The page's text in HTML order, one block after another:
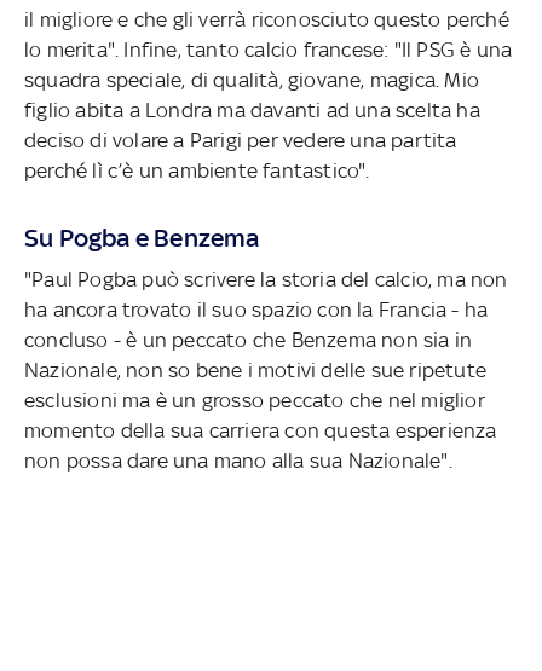
il migliore e che gli verrà riconosciuto questo perché
lo merita". Infine, tanto calcio francese: "Il PSG è una
squadra speciale, di qualità, giovane, magica. Mio
figlio abita a Londra ma davanti ad una scelta ha
deciso di volare a Parigi per vedere una partita
perché lì c’è un ambiente fantastico".
Su Pogba e Benzema
"Paul Pogba può scrivere la storia del calcio, ma non
ha ancora trovato il suo spazio con la Francia - ha
concluso - è un peccato che Benzema non sia in
Nazionale, non so bene i motivi delle sue ripetute
esclusioni ma è un grosso peccato che nel miglior
momento della sua carriera con questa esperienza
non possa dare una mano alla sua Nazionale".